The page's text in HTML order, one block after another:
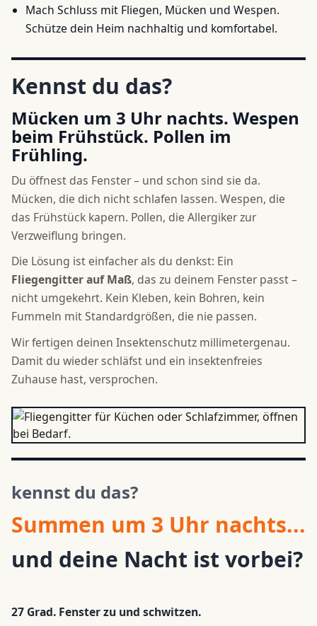
Mach Schluss mit Fliegen, Mücken und Wespen.
Schütze dein Heim nachhaltig und komfortabel.
Kennst du das?
Mücken um 3 Uhr nachts. Wespen
beim Frühstück. Pollen im
Frühling.
Du öffnest das Fenster – und schon sind sie da.
Mücken, die dich nicht schlafen lassen. Wespen, die
das Frühstück kapern. Pollen, die Allergiker zur
Verzweiflung bringen.
Die Lösung ist einfacher als du denkst: Ein
Fliegengitter auf Maß, das zu deinem Fenster passt –
nicht umgekehrt. Kein Kleben, kein Bohren, kein
Fummeln mit Standardgrößen, die nie passen.
Wir fertigen deinen Insektenschutz millimetergenau.
Damit du wieder schläfst und ein insektenfreies
Zuhause hast, versprochen.
kennst du das?
Summen um 3 Uhr nachts...
und deine Nacht ist vorbei?
27 Grad. Fenster zu und schwitzen.